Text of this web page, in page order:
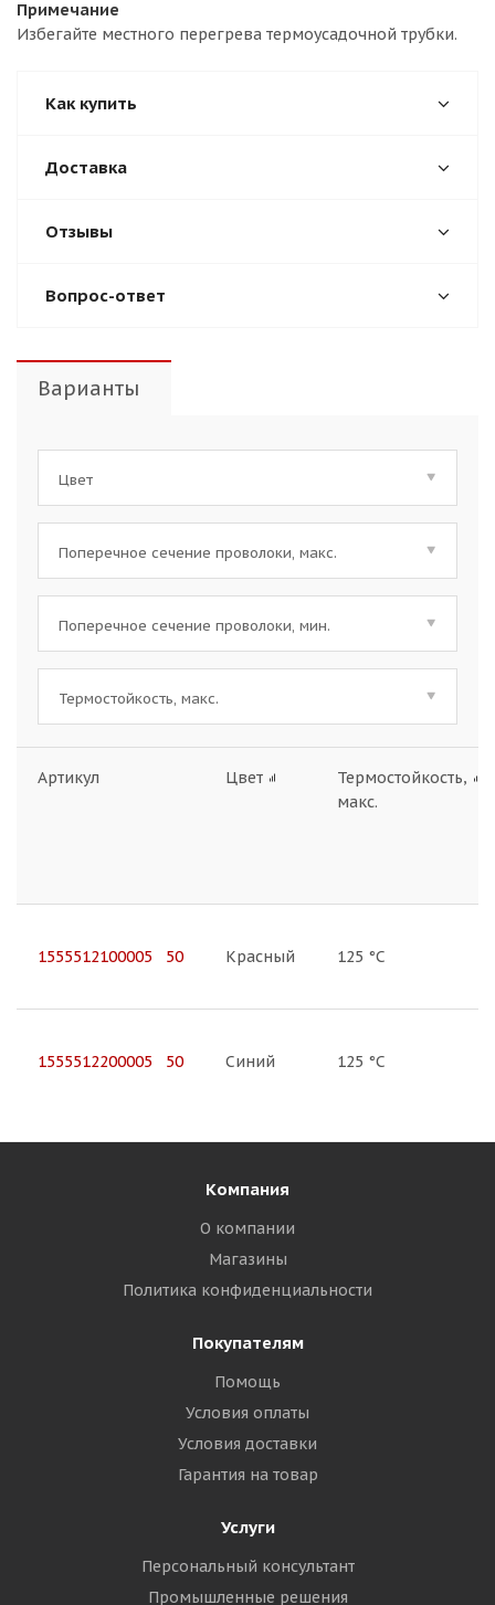
Примечание
Избегайте местного перегрева термоусадочной трубки.
Как купить
Доставка
Отзывы
Вопрос-ответ
Варианты
Цвет
Поперечное сечение проволоки, макс.
Поперечное сечение проволоки, мин.
Термостойкость, макс.
Артикул Цвет
Термостойкость,
макс.
1555512100005 50 Красный 125 °C
1555512200005 50 Синий 125 °C
Компания
О компании
Магазины
Политика конфиденциальности
Покупателям
Помощь
Условия оплаты
Условия доставки
Гарантия на товар
Услуги
Персональный консультант
Промышленные решения